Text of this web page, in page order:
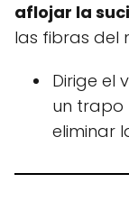
aflojar la
las fibras del
Dirige el
un trapo
eliminar